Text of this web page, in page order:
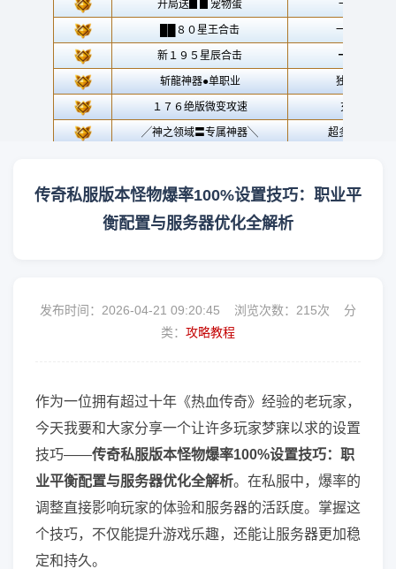
传奇私服版本怪物爆率100%设置技巧：职业平
衡配置与服务器优化全解析
发布时间：2026-04-21 09:20:45 浏览次数： 215次 分
类： 攻略教程
作为一位拥有超过十年《热血传奇》经验的老玩家，
今天我要和大家分享一个让许多玩家梦寐以求的设置
技巧——传奇私服版本怪物爆率100%设置技巧：职
业平衡配置与服务器优化全解析。在私服中，爆率的
调整直接影响玩家的体验和服务器的活跃度。掌握这
个技巧，不仅能提升游戏乐趣，还能让服务器更加稳
定和持久。